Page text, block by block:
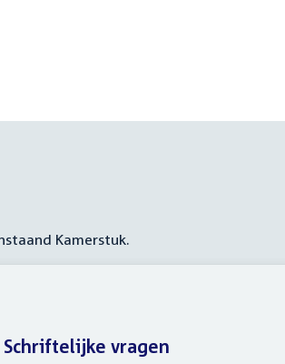
Kamerstuk.
Schriftelijke vragen